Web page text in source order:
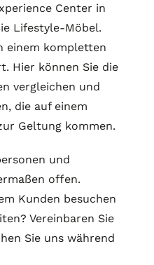
Center in
Lifestyle-Möbel.
einem kompletten
Hier können Sie die
vergleichen und
die auf einem
Geltung kommen.
und
offen.
Kunden besuchen
Vereinbaren Sie
Sie uns während